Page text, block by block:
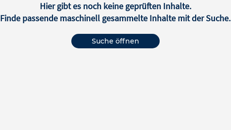
Hier gibt es noch keine geprüften Inhalte.
Finde passende maschinell gesammelte Inhalte mit der Suche.
Suche öffnen